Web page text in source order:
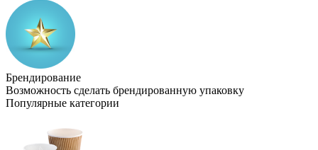
Брендирование
Возможность сделать брендированную упаковку
Популярные категории